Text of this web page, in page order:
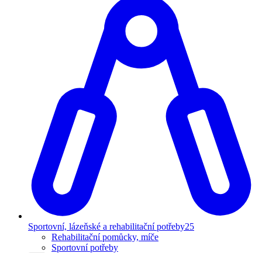
Sportovní, lázeňské a rehabilitační potřeby25
Rehabilitační pomůcky, míče
Sportovní potřeby